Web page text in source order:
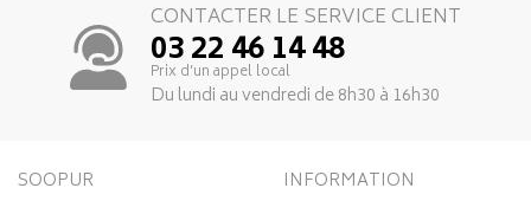
CONTACTER LE SERVICE CLIENT
03 22 46 14 48
Prix d’un appel local
Du lundi au vendredi de 8h30 à 16h30
SOOPUR INFORMATION